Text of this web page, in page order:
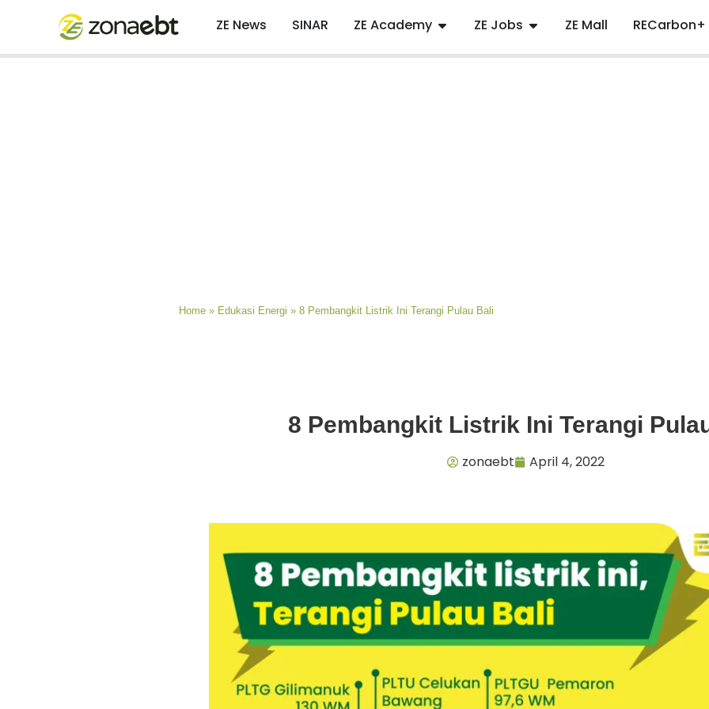
ZE News SINAR ZE Academy ZE Jobs ZE Mall RECarbon+
Home » Edukasi Energi » 8 Pembangkit Listrik Ini Terangi Pulau Bali
8 Pembangkit Listrik Ini Terangi
zonaebt April 4, 2022